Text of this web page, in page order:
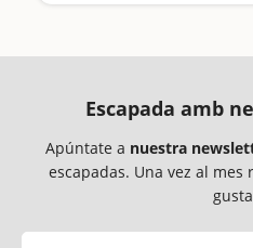
Escapada amb
Apúntate a nuestra
escapadas. Una vez al